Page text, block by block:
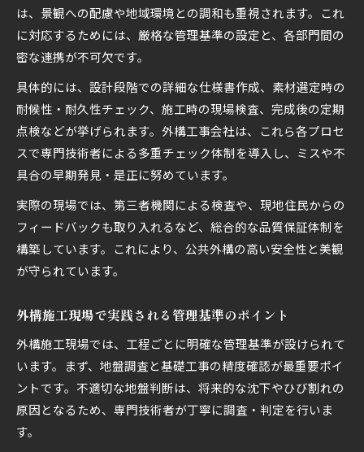
外構品質管理が施工信頼性に与える影響
役割分担による外構品質向上のポイント
外構工事で信頼性を築く品質管理体制
施工現場で実践される役割分担と品質管理
外構品質から考える施工会社の信頼性要素
は、景観への配慮や地域環境との調和も重視されます。これ
に対応するためには、厳格な管理基準の設定と、各部門間の
密な連携が不可欠です。
具体的には、設計段階での詳細な仕様書作成、素材選定時の
耐候性・耐久性チェック、施工時の現場検査、完成後の定期
点検などが挙げられます。外構工事会社は、これら各プロセ
スで専門技術者による多重チェック体制を導入し、ミスや不
具合の早期発見・是正に努めています。
実際の現場では、第三者機関による検査や、現地住民からの
フィードバックも取り入れるなど、総合的な品質保証体制を
構築しています。これにより、公共外構の高い安全性と美観
が守られています。
外構施工現場で実践される管理基準のポイント
外構施工現場では、工程ごとに明確な管理基準が設けられて
います。まず、地盤調査と基礎工事の精度確認が最重要ポイ
ントです。不適切な地盤判断は、将来的な沈下やひび割れの
原因となるため、専門技術者が丁寧に調査・判定を行いま
す。